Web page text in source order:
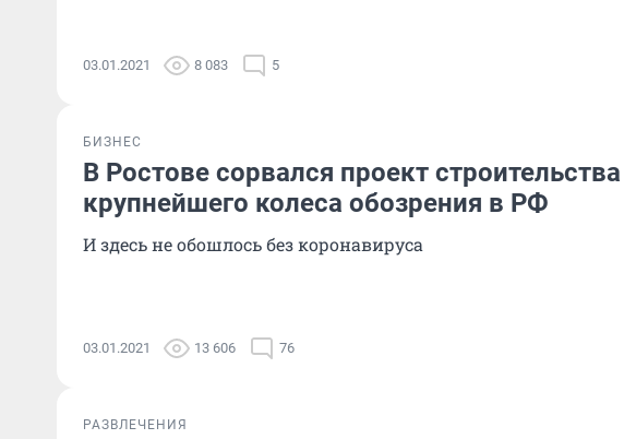
03.01.2021 8 083 5
БИЗНЕС
В Ростове сорвался проект строительства
крупнейшего колеса обозрения в РФ
И здесь не обошлось без коронавируса
03.01.2021 13 606 76
РАЗВЛЕЧЕНИЯ